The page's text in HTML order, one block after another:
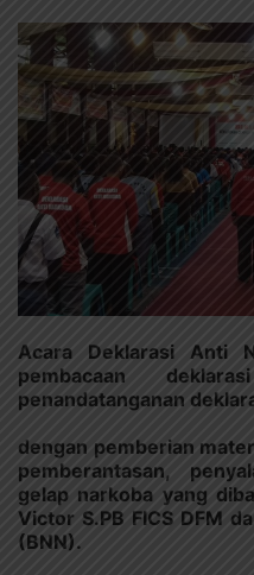
Acara Deklarasi Anti
pembacaan
penandatanganan
dengan pemberian
pemberantasan,
gelap narkoba yang
Victor S.PB FICS DFM
(BNN).